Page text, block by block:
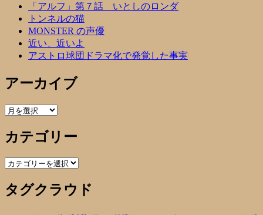
「アルフ」第７話 いとしのロンダ
トンネルの猫
MONSTER の声優
近い、近いよ
アストロ球団ドラマ化で発覚した事実
アーカイブ
ア
カ
イ
ブ
カテゴリー
カ
ゴ
リ
タグクラウド